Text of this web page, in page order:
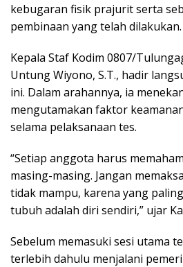
kebugaran fisik prajurit serta
pembinaan yang telah dilakukan.
Kepala Staf Kodim 0807/
Untung Wiyono, S.T., hadir
ini. Dalam arahannya, ia
mengutamakan faktor
selama pelaksanaan tes.
“Setiap anggota harus
masing-masing. Jangan
tidak mampu, karena yang
tubuh adalah diri sendiri,” ujar
Sebelum memasuki sesi utama
terlebih dahulu menjalani